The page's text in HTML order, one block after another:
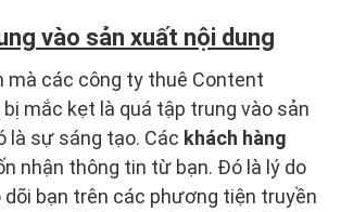
vào sản xuất nội dung
mà các công ty thuê Content
mắc kẹt là quá tập trung vào sản
là sự sáng tạo. Các khách hàng
nhận thông tin từ bạn. Đó là lý do
bạn trên các phương tiện truyền